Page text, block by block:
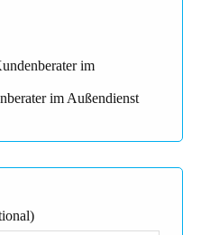
im
im Außendienst